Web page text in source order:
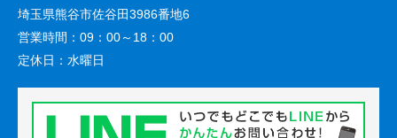
埼玉県熊谷市佐谷田3986番地6
営業時間： 09：00～18：00
定休日： 水曜日